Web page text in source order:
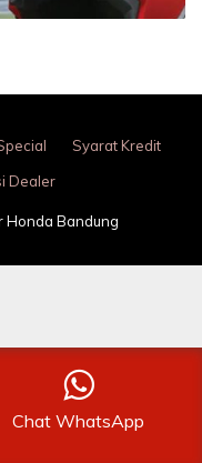
Syarat Kredit
Dealer
Honda Bandung
Chat WhatsApp